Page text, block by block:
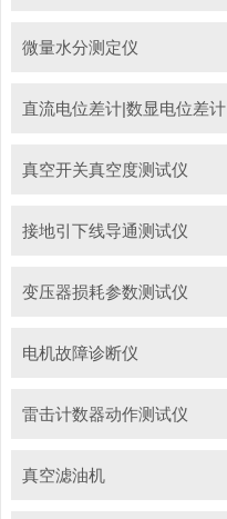
微量水分测定仪
直流电位差计|数显电位差计
真空开关真空度测试仪
接地引下线导通测试仪
变压器损耗参数测试仪
电机故障诊断仪
雷击计数器动作测试仪
真空滤油机